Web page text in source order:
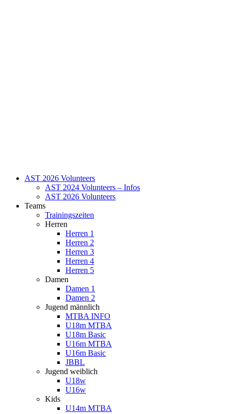
AST 2026 Volunteers
AST 2024 Volunteers – Infos
AST 2026 Volunteers
Teams
Trainingszeiten
Herren
Herren 1
Herren 2
Herren 3
Herren 4
Herren 5
Damen
Damen 1
Damen 2
Jugend männlich
MTBA INFO
U18m MTBA
U18m Basic
U16m MTBA
U16m Basic
JBBL
Jugend weiblich
U18w
U16w
Kids
U14m MTBA